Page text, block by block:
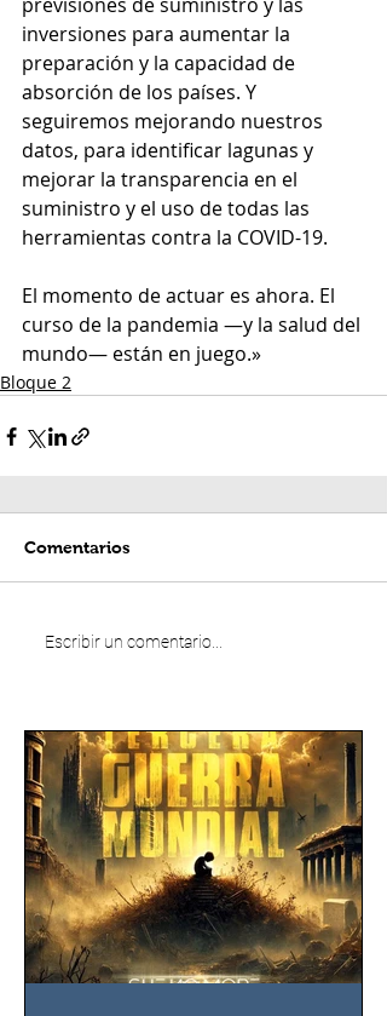
inversiones para aumentar la
preparación y la capacidad de
absorción de los países. Y
seguiremos mejorando nuestros
datos, para identificar lagunas y
mejorar la transparencia en el
suministro y el uso de todas las
herramientas contra la COVID-19.
El momento de actuar es ahora. El
curso de la pandemia —y la salud del
mundo— están en juego.»
Bloque 2
Comentarios
Escribir un comentario...